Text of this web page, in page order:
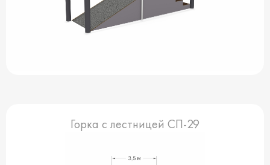
Горка с лестницей СП-29